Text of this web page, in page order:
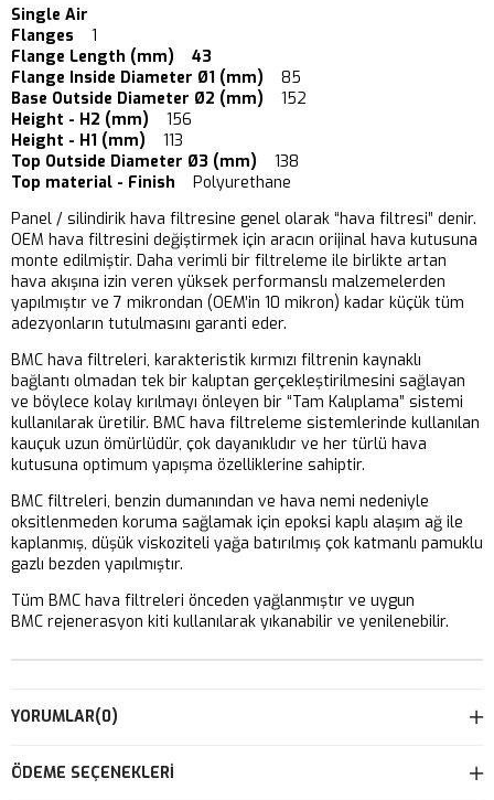
Single Air
Flanges
1
Flange Length (mm) 43
Flange Inside Diameter Ø1 (mm) 85
Base Outside Diameter Ø2 (mm) 152
Height - H2 (mm) 156
Height - H1 (mm)
113
Top Outside Diameter Ø3 (mm) 138
Top material - Finish
Polyurethane
Panel / silindirik hava filtresine genel olarak “hava filtresi” denir.
OEM hava filtresini değiştirmek için aracın orijinal hava kutusuna
monte edilmiştir. Daha verimli bir filtreleme ile birlikte artan
hava akışına izin veren yüksek performanslı malzemelerden
yapılmıştır ve 7 mikrondan (OEM’in 10 mikron) kadar küçük tüm
adezyonların tutulmasını garanti eder.
BMC hava filtreleri, karakteristik kırmızı filtrenin kaynaklı
bağlantı olmadan tek bir kalıptan gerçekleştirilmesini sağlayan
ve böylece kolay kırılmayı önleyen bir “Tam Kalıplama” sistemi
kullanılarak üretilir. BMC hava filtreleme sistemlerinde kullanılan
kauçuk uzun ömürlüdür, çok dayanıklıdır ve her türlü hava
kutusuna optimum yapışma özelliklerine sahiptir.
BMC filtreleri, benzin dumanından ve hava nemi nedeniyle
oksitlenmeden koruma sağlamak için epoksi kaplı alaşım ağ ile
kaplanmış, düşük viskoziteli yağa batırılmış çok katmanlı pamuklu
gazlı bezden yapılmıştır.
Tüm BMC hava filtreleri önceden yağlanmıştır ve uygun
BMC rejenerasyon kiti kullanılarak yıkanabilir ve yenilenebilir.
YORUMLAR(0)
ÖDEME SEÇENEKLERI